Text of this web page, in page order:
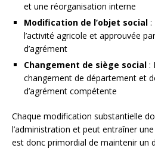
et une réorganisation interne
Modification de l’objet social :
l’activité agricole et approuvée
d’agrément
Changement de siège social :
changement de département et
d’agrément compétente
Chaque modification substantielle
l’administration et peut entraîner
est donc primordial de maintenir un